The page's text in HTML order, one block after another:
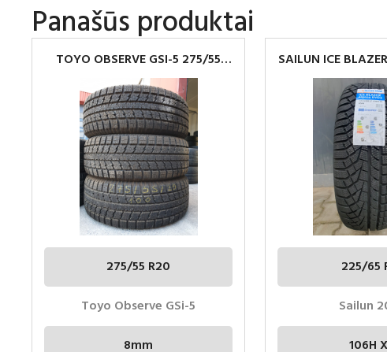
Panašūs produktai
TOYO OBSERVE GSI-5 275/55
R20
275/55 R20
Toyo Observe GSi-5
8mm
SAILUN ICE
225/65 R17
225/65
Sailun
106H